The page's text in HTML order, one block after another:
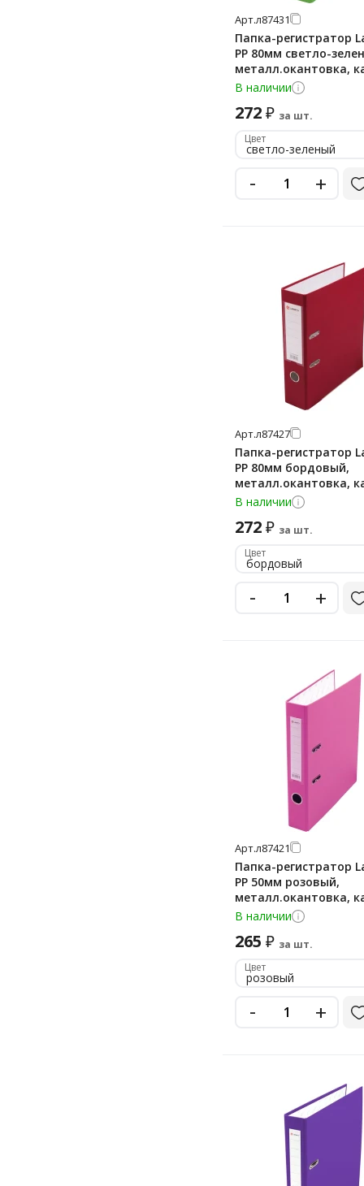
Арт.л87431
Папка-регистратор
PP 80мм светло-
металл.окантовка,
В наличии
272₽ за шт.
Цвет
светло-зеленый
- +
Арт.л87427
Папка-регистратор
PP 80мм бордовый,
металл.окантовка,
В наличии
272₽ за шт.
Цвет
бордовый
- +
Арт.л87421
Папка-регистратор
PP 50мм розовый,
металл.окантовка,
В наличии
265 ₽ за шт.
Цвет
розовый
- +